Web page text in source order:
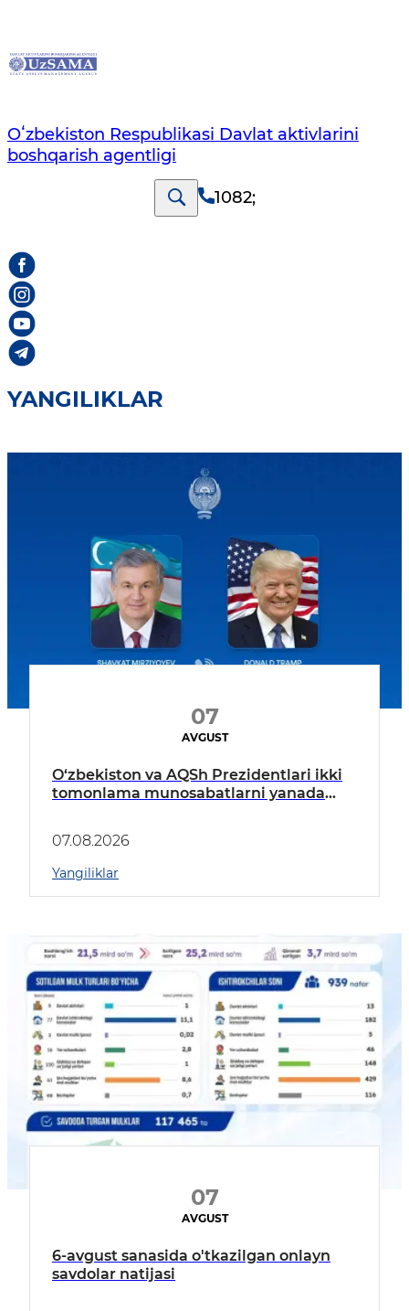
Oʻzbekiston Respublikasi Davlat aktivlarini
boshqarish agentligi
1082;
YANGILIKLAR
07
AVGUST
O‘zbekiston va AQSh Prezidentlari ikki
tomonlama munosabatlarni yanada
07.08.2026
Yangiliklar
07
AVGUST
6-avgust sanasida o'tkazilgan onlayn
savdolar natijasi